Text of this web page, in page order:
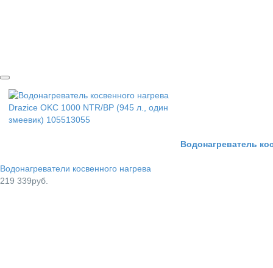
Водонагреватель
Водонагреватели косвенного нагрева
219 339руб.